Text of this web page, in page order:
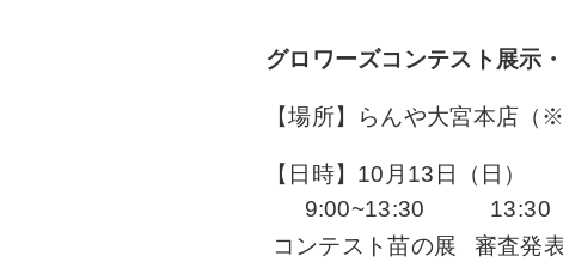
グロワーズコンテスト展示
【場所】らんや大宮本店（
【日時】10月13日（日）
9:00~13:30
13:30
コンテスト苗の展
審査発